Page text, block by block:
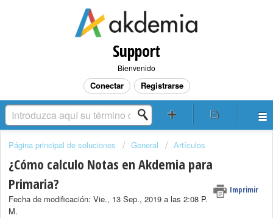
Support
Bienvenido
Conectar Registrarse
Página principal de soluciones General Artículos
¿Cómo calculo Notas en Akdemia para
Primaria?
Imprimir
Fecha de modificación: Vie., 13 Sep., 2019 a las 2:08 P.
M.